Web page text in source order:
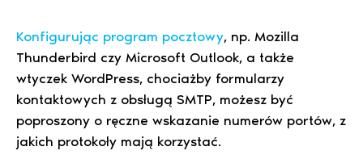
Konfigurując program pocztowy, np. Mozilla
Thunderbird czy Microsoft Outlook, a także
wtyczek WordPress, chociażby formularzy
kontaktowych z obsługą SMTP, możesz być
poproszony o ręczne wskazanie numerów portów, z
jakich protokoły mają korzystać.